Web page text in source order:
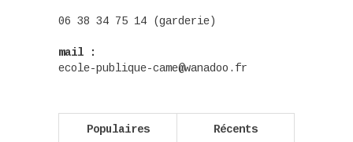
06 38 34 75 14 (garderie)
mail :
ecole-publique-came@wanadoo.fr
Populaires Récents